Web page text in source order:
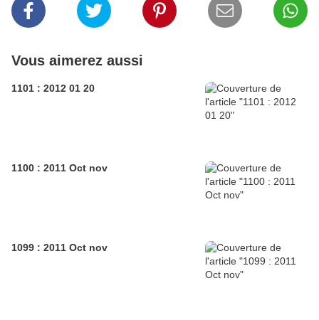
Vous aimerez aussi
1101 : 2012 01 20
1100 : 2011 Oct nov
1099 : 2011 Oct nov